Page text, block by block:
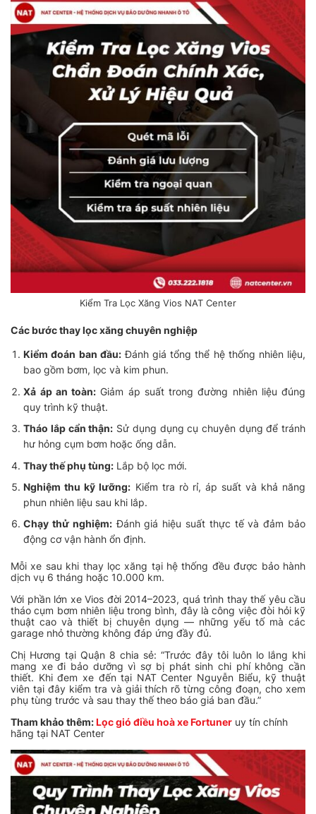
Kiểm Tra Lọc Xăng Vios NAT Center
Các bước thay lọc xăng chuyên nghiệp
Kiểm đoán ban đầu:Đánh giá tổng thể hệ thống nhiên liệu,
bao gồm bơm, lọc và kim phun.
Xả áp an toàn: Giảm áp suất trong đường nhiên liệu đúng
quy trình kỹ thuật.
Tháo lắp cẩn thận: Sử dụng dụng cụ chuyên dụng để tránh
hư hỏng cụm bơm hoặc ống dẫn.
Thay thế phụ tùng: Lắp bộ lọc mới.
Nghiệm thu kỹ lưỡng: Kiểm tra rò rỉ, áp suất và khả năng
phun nhiên liệu sau khi lắp.
Chạy thử nghiệm:Đánh giá hiệu suất thực tế và đảm bảo
động cơ vận hành ổn định.
Mỗi xe sau khi thay lọc xăng tại hệ thống đều được bảo hành
dịch vụ 6 tháng hoặc 10.000 km.
Với phần lớn xe Vios đời 2014–2023, quá trình thay thế yêu cầu
tháo cụm bơm nhiên liệu trong bình, đây là công việc đòi hỏi kỹ
thuật cao và thiết bị chuyên dụng — những yếu tố mà các
garage nhỏ thường không đáp ứng đầy đủ.
Chị Hương tại Quận 8 chia sẻ: “Trước đây tôi luôn lo lắng khi
mang xe đi bảo dưỡng vì sợ bị phát sinh chi phí không cần
thiết. Khi đem xe đến tại NAT Center Nguyễn Biểu, kỹ thuật
viên tại đây kiểm tra và giải thích rõ từng công đoạn, cho xem
phụ tùng trước và sau thay thế theo báo giá ban đầu.”
Tham khảo thêm:Lọc gió điều hoà xe Fortuner uy tín chính
hãng tại NAT Center